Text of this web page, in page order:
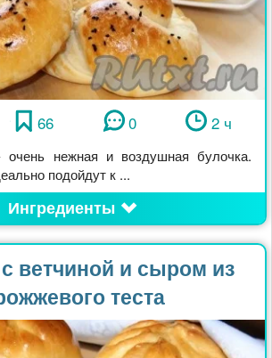
66 0 2 ч
очень нежная и воздушная булочка.
подойдут к ...
Ингредиенты
ветчиной и сыром из
теста